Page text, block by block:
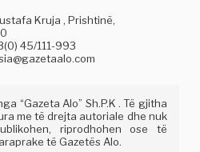
Kruja , Prishtinë,
45/111-993
“Gazeta Alo” Sh.P.K . Të gjitha
me të drejta autoriale dhe nuk
riprodhohen ose të
të Gazetës Alo.